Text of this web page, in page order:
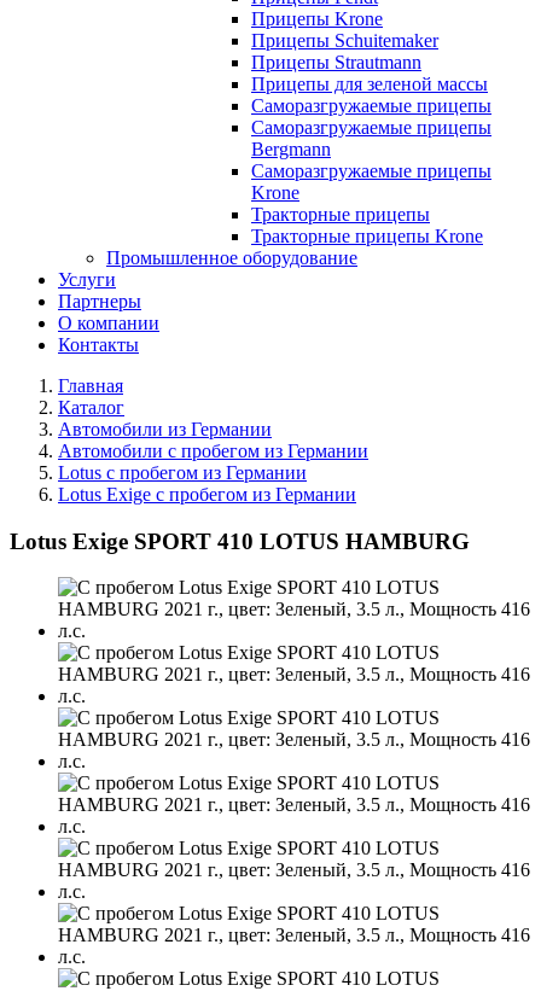
Прицепы Krone
Прицепы Schuitemaker
Прицепы Strautmann
Прицепы для зеленой массы
Саморазгружаемые прицепы
Саморазгружаемые прицепы
Bergmann
Саморазгружаемые прицепы
Krone
Тракторные прицепы
Тракторные прицепы Krone
Промышленное оборудование
Услуги
Партнеры
О компании
Контакты
Главная
Каталог
Автомобили из Германии
Автомобили с пробегом из Германии
Lotus с пробегом из Германии
Lotus Exige с пробегом из Германии
Lotus Exige SPORT 410 LOTUS HAMBURG